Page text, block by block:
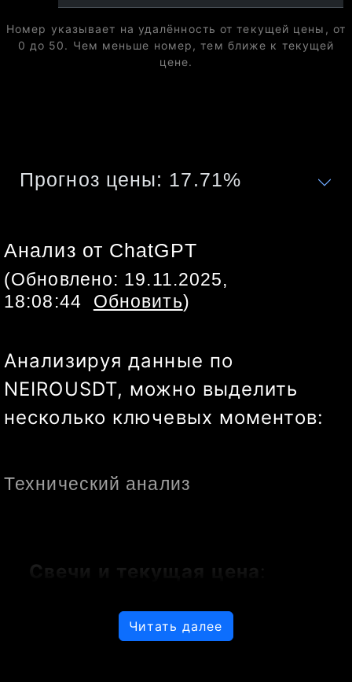
663
Номер указывает на удалённость от текущей цены, от
Анализ от ChatGPT
(Обновлено: 19.11.2025,
Анализируя данные по
NEIROUSDT, можно выделить
Текущая цена актива